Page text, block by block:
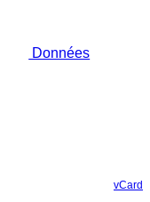
Données
vCard